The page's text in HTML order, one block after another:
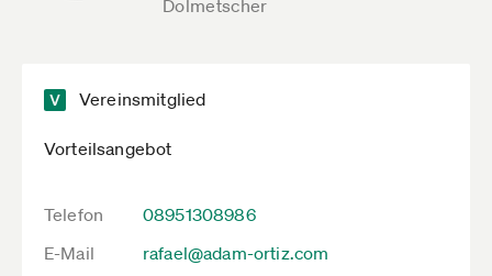
Dolmetscher
Vereinsmitglied
Vorteilsangebot
Telefon
08951308986
E-Mail
rafael@adam-ortiz.com